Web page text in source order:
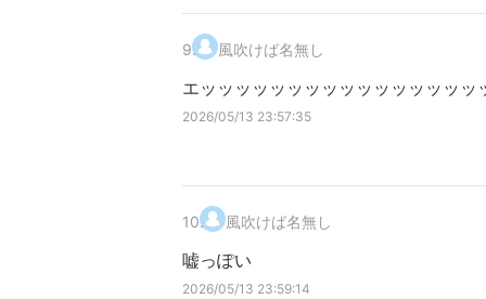
9. 風吹けば名無し
エッッッッッッッッッッッッッッッ
2026/05/13 23:57:35
10. 風吹けば名無し
嘘っぽい
2026/05/13 23:59:14